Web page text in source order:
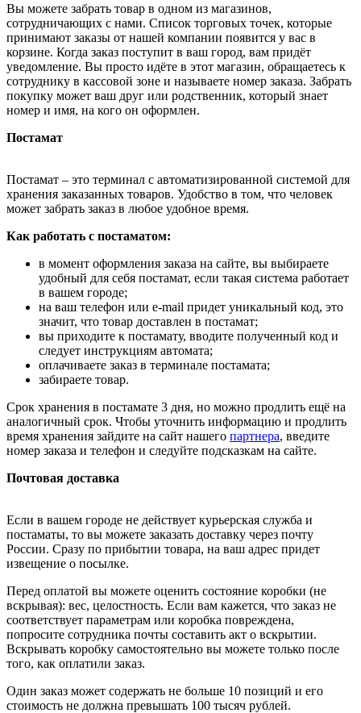
Вы можете забрать товар в одном из магазинов,
сотрудничающих с нами. Список торговых точек, которые
принимают заказы от нашей компании появится у вас в
корзине. Когда заказ поступит в ваш город, вам придёт
уведомление. Вы просто идёте в этот магазин, обращаетесь к
сотруднику в кассовой зоне и называете номер заказа. Забрать
покупку может ваш друг или родственник, который знает
номер и имя, на кого он оформлен.
Постамат
Постамат – это терминал с автоматизированной системой для
хранения заказанных товаров. Удобство в том, что человек
может забрать заказ в любое удобное время.
Как работать с постаматом:
в момент оформления заказа на сайте, вы выбираете
удобный для себя постамат, если такая система работает
в вашем городе;
на ваш телефон или e-mail придет уникальный код, это
значит, что товар доставлен в постамат;
вы приходите к постамату, вводите полученный код и
следует инструкциям автомата;
оплачиваете заказ в терминале постамата;
забираете товар.
Срок хранения в постамате 3 дня, но можно продлить ещё на
аналогичный срок. Чтобы уточнить информацию и продлить
время хранения зайдите на сайт нашего партнера, введите
номер заказа и телефон и следуйте подсказкам на сайте.
Почтовая доставка
Если в вашем городе не действует курьерская служба и
постаматы, то вы можете заказать доставку через почту
России. Сразу по прибытии товара, на ваш адрес придет
извещение о посылке.
Перед оплатой вы можете оценить состояние коробки (не
вскрывая): вес, целостность. Если вам кажется, что заказ не
соответствует параметрам или коробка повреждена,
попросите сотрудника почты составить акт о вскрытии.
Вскрывать коробку самостоятельно вы можете только после
того, как оплатили заказ.
Один заказ может содержать не больше 10 позиций и его
стоимость не должна превышать 100 тысяч рублей.